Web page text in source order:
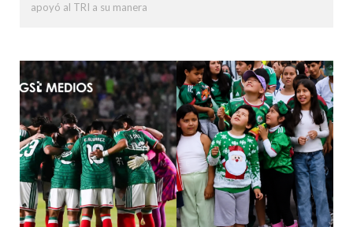
apoyó al TRI a su manera